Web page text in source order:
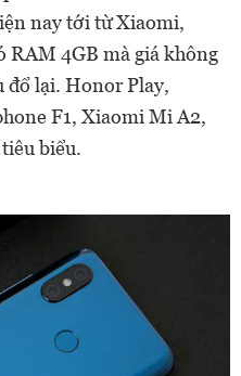
nay tới từ Xiaomi,
RAM 4GB mà giá không
đổ lại. Honor Play,
F1, Xiaomi Mi A2,
biểu.